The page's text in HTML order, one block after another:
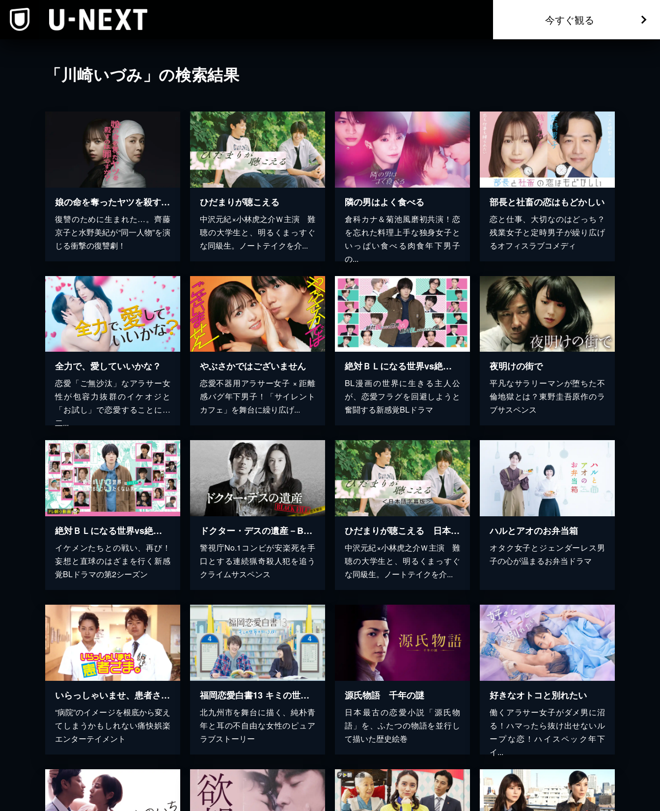
今すぐ観る
「川崎いづみ」の検索結果
娘の命を奪ったヤツを殺すのは罪ですか？
復讐のために生まれた…。齊藤
京子と水野美紀が“同一人物”を演
じる衝撃の復讐劇！
ひだまりが聴こえる
中沢元紀×小林虎之介Ｗ主演 難
聴の大学生と、明るくまっすぐ
な同級生。ノートテイクを介...
隣の男はよく食べる
倉科カナ＆菊池風磨初共演！恋
を忘れた料理上手な独身女子と
いっぱい食べる肉食年下男子
の...
部長と社畜の恋はもどかしい
恋と仕事、大切なのはどっち？
残業女子と定時男子が繰り広げ
るオフィスラブコメディ
全力で、愛していいかな？
恋愛「ご無沙汰」なアラサー女
性が包容力抜群のイケオジと
「お試し」で恋愛することに…
二...
やぶさかではございません
恋愛不器用アラサー女子 × 距離
感バグ年下男子！「サイレント
カフェ」を舞台に繰り広げ...
絶対ＢＬになる世界vs絶対ＢＬになりたくない男
BL漫画の世界に生きる主人公
が、恋愛フラグを回避しようと
奮闘する新感覚BLドラマ
夜明けの街で
平凡なサラリーマンが堕ちた不
倫地獄とは？東野圭吾原作のラ
ブサスペンス
絶対ＢＬになる世界vs絶対ＢＬになりたくない男 シーズン２
イケメンたちとの戦い、再び！
妄想と直球のはざまを行く新感
覚BLドラマの第2シーズン
ドクター・デスの遺産－BLACK FILE－
警視庁No.1コンビが安楽死を手
口とする連続猟奇殺人犯を追う
クライムサスペンス
ひだまりが聴こえる 日本語字幕版
中沢元紀×小林虎之介Ｗ主演 難
聴の大学生と、明るくまっすぐ
な同級生。ノートテイクを介...
ハルとアオのお弁当箱
オタク女子とジェンダーレス男
子の心が温まるお弁当ドラマ
いらっしゃいませ、患者さま。
“病院”のイメージを根底から変え
てしまうかもしれない痛快娯楽
エンターテイメント
福岡恋愛白書13 キミの世界の向こう側
北九州市を舞台に描く、純朴青
年と耳の不自由な女性のピュア
ラブストーリー
源氏物語 千年の謎
日本最古の恋愛小説「源氏物
語」を、ふたつの物語を並行し
て描いた歴史絵巻
好きなオトコと別れたい
働くアラサー女子がダメ男に沼
る！ハマったら抜け出せないル
ープな恋！ハイスペック年下
イ...